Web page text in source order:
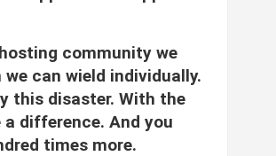
community we
can wield individually.
this disaster. With the
difference. And you
times more.